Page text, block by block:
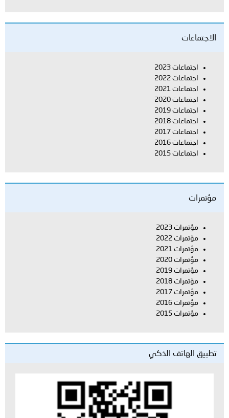
الاجتماعات
اجتماعات 2023
اجتماعات 2022
اجتماعات 2021
اجتماعات 2020
اجتماعات 2019
اجتماعات 2018
اجتماعات 2017
اجتماعات 2016
اجتماعات 2015
مؤتمرات
مؤتمرات 2023
مؤتمرات 2022
مؤتمرات 2021
مؤتمرات 2020
مؤتمرات 2019
مؤتمرات 2018
مؤتمرات 2017
مؤتمرات 2016
مؤتمرات 2015
تطبيق الهاتف الذكي